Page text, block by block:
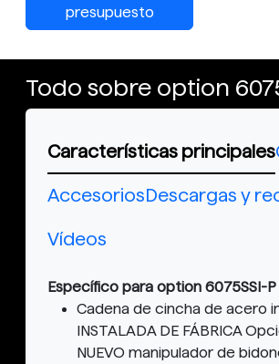
presupuesto
Todo sobre option
Características principales
AccesoriosDescargas y
Vídeos
Específico para option 6075SSI-P
Cadena de cincha de acero
INSTALADA DE FÁBRICA
NUEVO manipulador de